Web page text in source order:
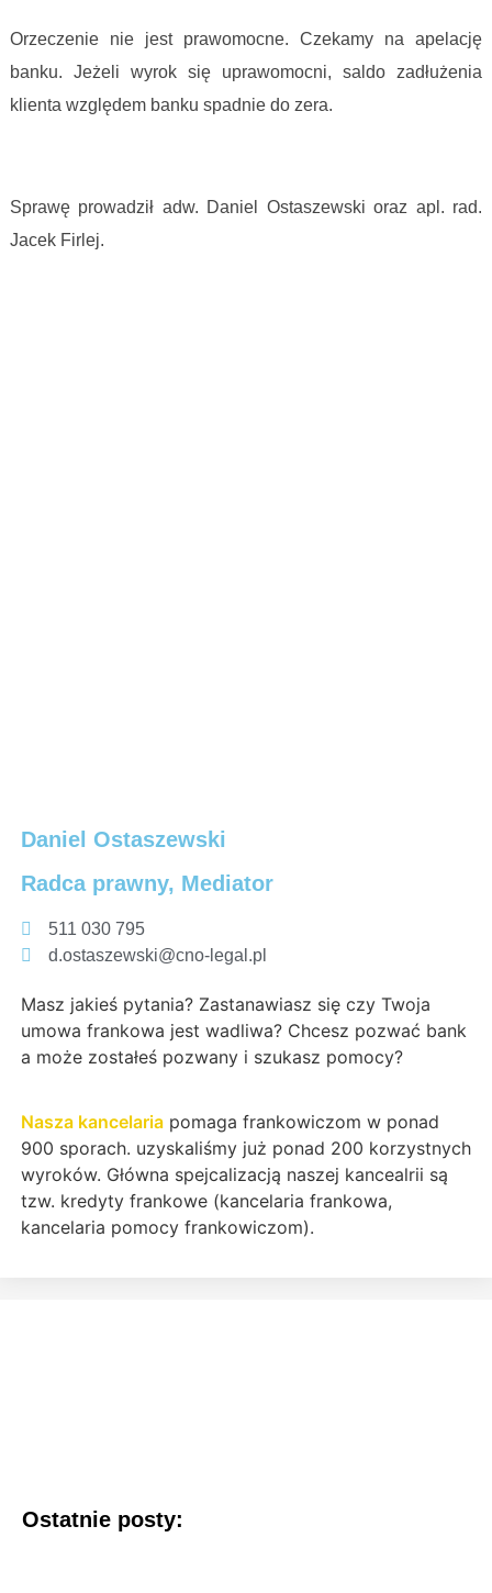
Orzeczenie nie jest prawomocne. Czekamy na apelację
banku. Jeżeli wyrok się uprawomocni, saldo zadłużenia
klienta względem banku spadnie do zera.
Sprawę prowadził adw. Daniel Ostaszewski oraz apl. rad.
Jacek Firlej.
Daniel Ostaszewski
Radca prawny, Mediator
511 030 795
d.ostaszewski@cno-legal.pl
Masz jakieś pytania? Zastanawiasz się czy Twoja
umowa frankowa jest wadliwa? Chcesz pozwać bank
a może zostałeś pozwany i szukasz pomocy?
Nasza kancelariapomaga frankowiczom w ponad
900 sporach. uzyskaliśmy już ponad 200 korzystnych
wyroków. Główna spejcalizacją naszej kancealrii są
tzw. kredyty frankowe (kancelaria frankowa,
kancelaria pomocy frankowiczom).
Ostatnie posty: